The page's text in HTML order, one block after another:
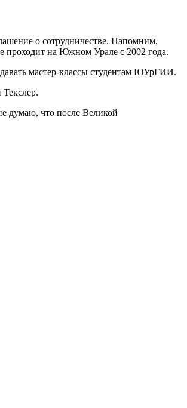
о сотрудничестве. Напомним,
проходит на Южном Урале с 2002 года.
давать мастер-классы студентам ЮУрГИИ.
думаю, что после Великой